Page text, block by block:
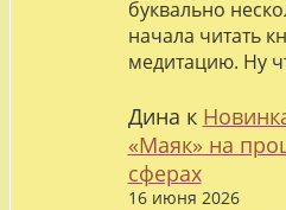
буквально
начала читать
медитацию. Ну
Дина к
«Маяк» на
сферах
16 июня 2026